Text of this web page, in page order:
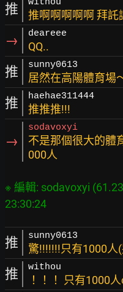
推 推啊啊啊啊啊 拜託
→ deareee
QQ..
推 sunny0613
居然在高陽體育場
推 haehae311444
推推推!!!
→
sodavoxyi
不是那個很大的體
000人
※ 編輯: sodavoxyi
推 sunny0613
驚!!!!!!!只有1000人
推 withou
！！！ 只有1000